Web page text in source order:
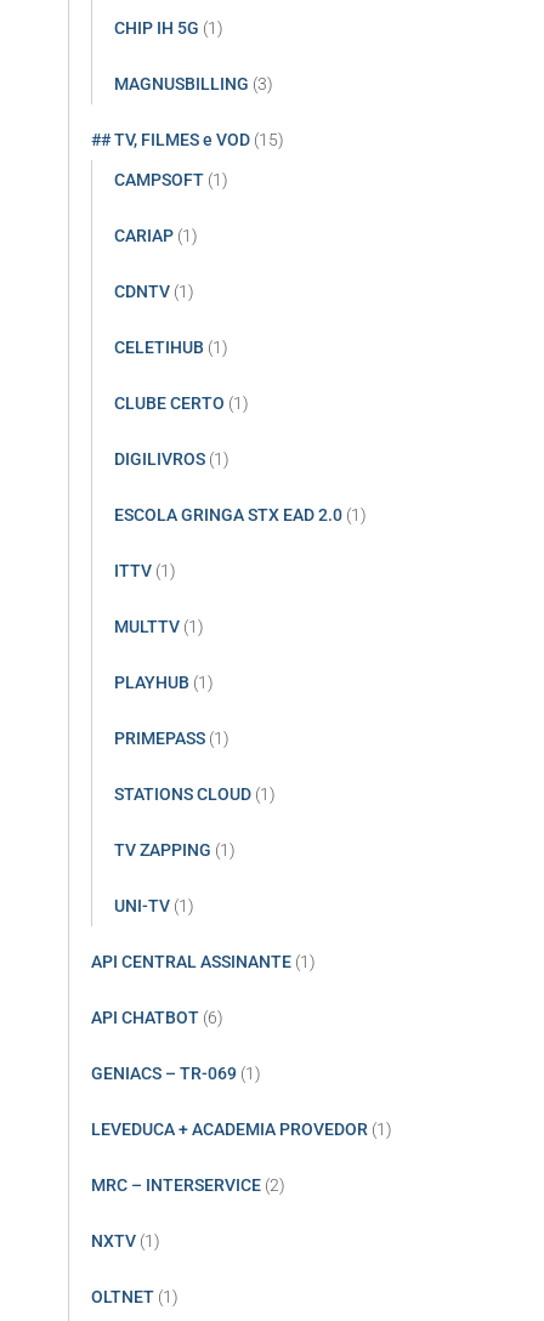
CHIP IH 5G (1)
MAGNUSBILLING (3)
## TV, FILMES e VOD (15)
CAMPSOFT (1)
CARIAP (1)
CDNTV (1)
CELETIHUB (1)
CLUBE CERTO (1)
DIGILIVROS (1)
ESCOLA GRINGA STX EAD 2.0 (1)
ITTV (1)
MULTTV (1)
PLAYHUB (1)
PRIMEPASS (1)
STATIONS CLOUD (1)
TV ZAPPING (1)
UNI-TV (1)
API CENTRAL ASSINANTE (1)
API CHATBOT (6)
GENIACS – TR-069 (1)
LEVEDUCA + ACADEMIA PROVEDOR (1)
MRC – INTERSERVICE (2)
NXTV (1)
OLTNET (1)